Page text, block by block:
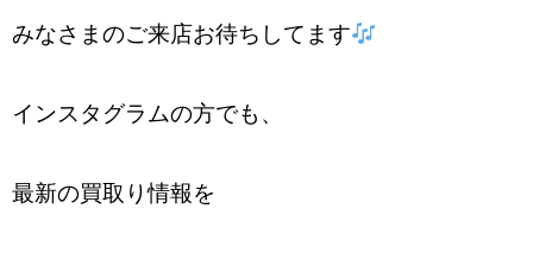
みなさまのご来店お待ちしてます
インスタグラムの方でも、
最新の買取り情報を